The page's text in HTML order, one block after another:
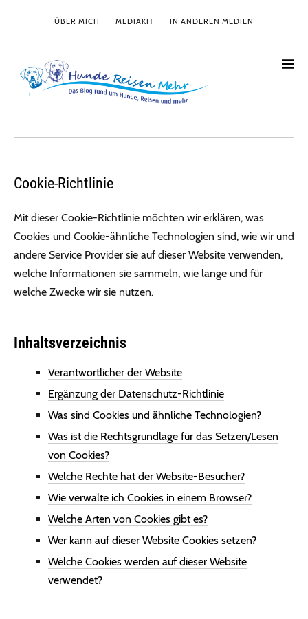
ÜBER MICH MEDIAKIT IN ANDEREN MEDIEN
Cookie-Richtlinie
Mit dieser Cookie-Richtlinie möchten wir erklären, was
Cookies und Cookie-ähnliche Technologien sind, wie wir und
andere Service Provider sie auf dieser Website verwenden,
welche Informationen sie sammeln, wie lange und für
welche Zwecke wir sie nutzen.
Inhaltsverzeichnis
Verantwortlicher der Website
Ergänzung der Datenschutz-Richtlinie
Was sind Cookies und ähnliche Technologien?
Was ist die Rechtsgrundlage für das Setzen/Lesen
von Cookies?
Welche Rechte hat der Website-Besucher?
Wie verwalte ich Cookies in einem Browser?
Welche Arten von Cookies gibt es?
Wer kann auf dieser Website Cookies setzen?
Welche Cookies werden auf dieser Website
verwendet?